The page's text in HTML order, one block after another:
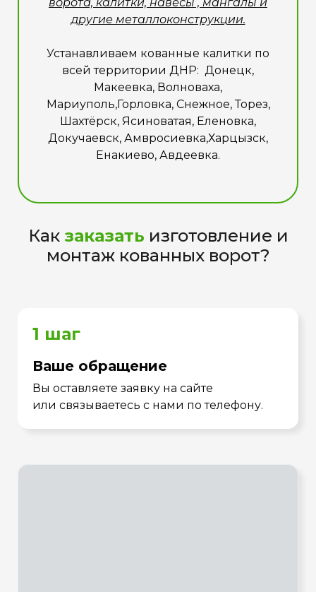
другие металлоконструкции.
Устанавливаем кованные калитки по
всей территории ДНР: Донецк,
Макеевка, Волноваха,
Мариуполь,Горловка, Снежное, Торез,
Шахтёрск, Ясиноватая, Еленовка,
Докучаевск, Амвросиевка,Харцызск,
Енакиево, Авдеевка.
Как заказать изготовление и
монтаж кованных ворот?
1 шаг
Ваше обращение
Вы оставляете заявку на сайте
или связываетесь с нами по телефону.